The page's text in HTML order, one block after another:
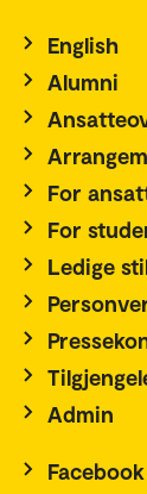
English
Alumni
For
For
Ledige
Admin
Facebook